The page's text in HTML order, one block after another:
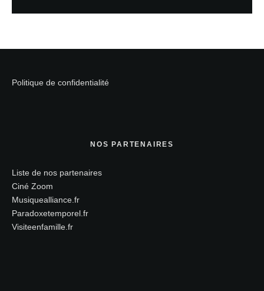
Politique de confidentialité
NOS PARTENAIRES
Liste de nos partenaires
Ciné Zoom
Musiquealliance.fr
Paradoxetemporel.fr
Visiteenfamille.fr